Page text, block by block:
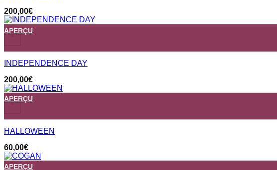
200,00€
+
APERÇU
INDEPENDENCE DAY
200,00€
+
APERÇU
HALLOWEEN
60,00€
APERÇU